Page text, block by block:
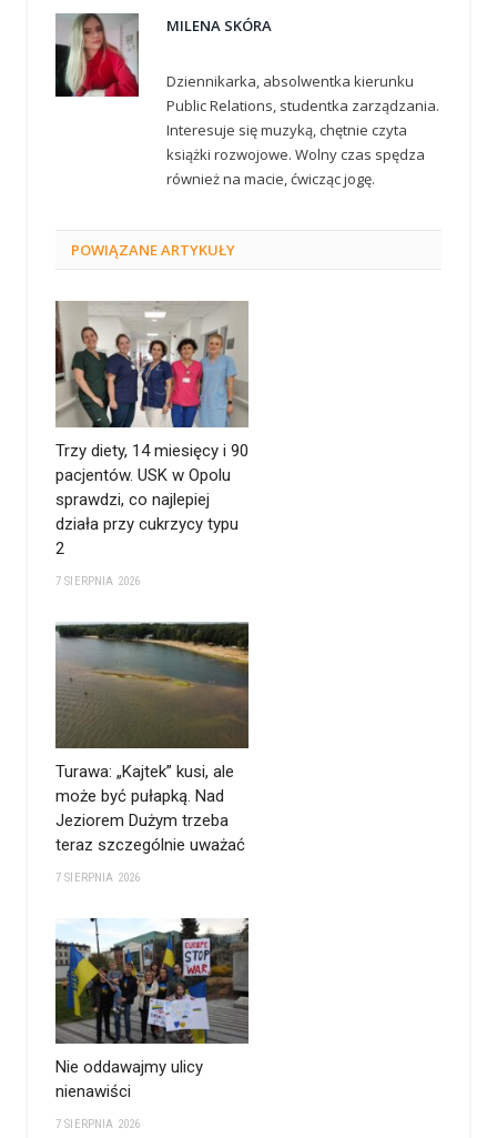
MILENA SKÓRA
Dziennikarka, absolwentka kierunku
Public Relations, studentka zarządzania.
Interesuje się muzyką, chętnie czyta
książki rozwojowe. Wolny czas spędza
również na macie, ćwicząc jogę.
POWIĄZANEARTYKUŁY
Trzy diety, 14 miesięcy i 90
pacjentów. USK w Opolu
sprawdzi, co najlepiej
działa przy cukrzycy typu
2
7 SIERPNIA 2026
Turawa: „Kajtek” kusi, ale
może być pułapką. Nad
Jeziorem Dużym trzeba
teraz szczególnie uważać
7 SIERPNIA 2026
Nie oddawajmy ulicy
nienawiści
7 SIERPNIA 2026